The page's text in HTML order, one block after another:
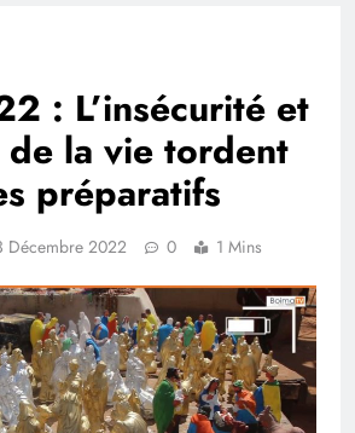
: L’insécurité et
la vie tordent
préparatifs
Décembre 2022 0 1 Mins